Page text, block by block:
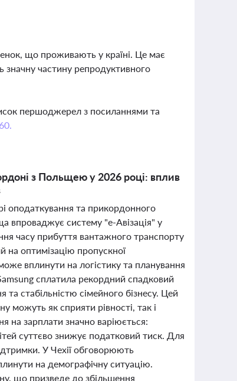
що проживають у країні. Це має
значну частину репродуктивного
першоджерел з посиланнями та
з Польщею у 2026 році: вплив
оподаткування та прикордонного
впроваджує систему "е-Авізація" у
часу прибуття вантажного транспорту
оптимізацію пропускної
вплинути на логістику та планування
сплатила рекордний спадковий
стабільністю сімейного бізнесу. Цей
можуть як сприяти рівності, так і
на зарплати значно варіюється:
суттєво знижує податковий тиск. Для
У Чехії обговорюють
на демографічну ситуацію.
що призведе до збільшення